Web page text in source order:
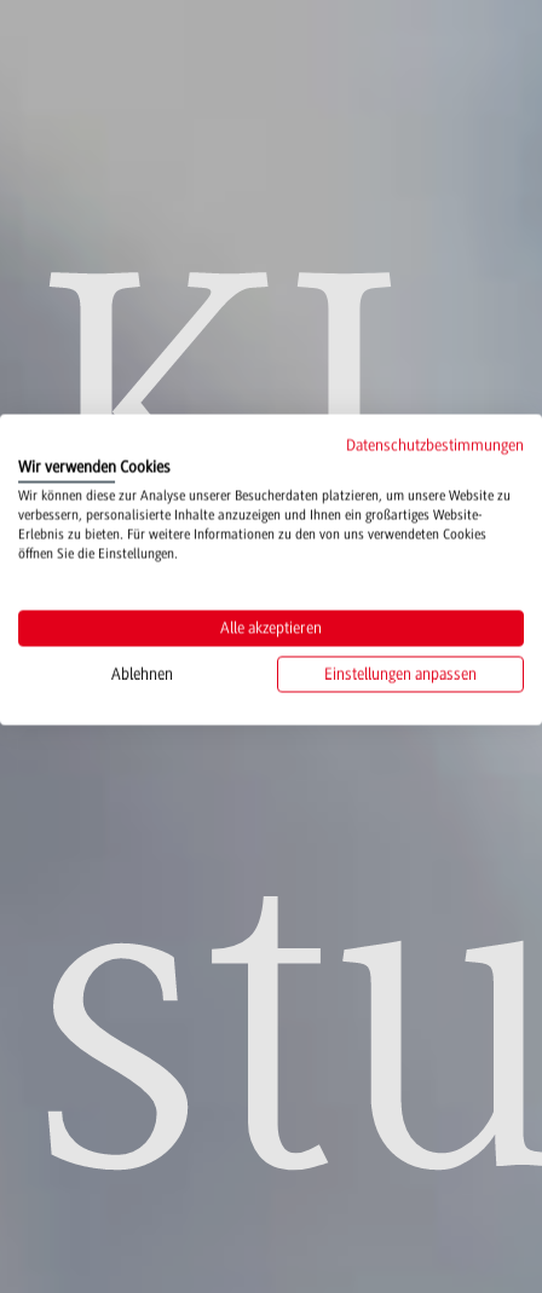
KIDatenschutzbestimmungen
Wir verwenden Cookies
Wir können diese zur Analyse unserer Besucherdaten platzieren, um unsere Website zu
verbessern, personalisierte Inhalte anzuzeigen und Ihnen ein großartiges Website-
Erlebnis zu bieten. Für weitere Informationen zu den von uns verwendeten Cookies
öffnen Sie die Einstellungen.
Alle akzeptieren
Ablehnen Einstellungen anpassen